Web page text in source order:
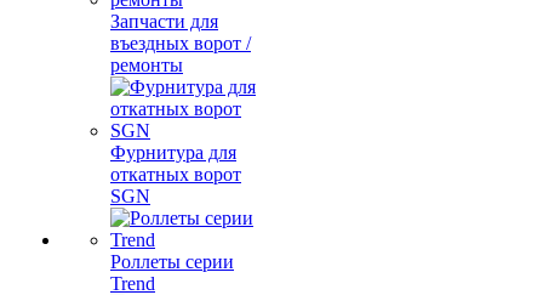
Запчасти для
въездных ворот /
ремонты
Фурнитура для
откатных ворот
SGN
Роллеты серии
Trend